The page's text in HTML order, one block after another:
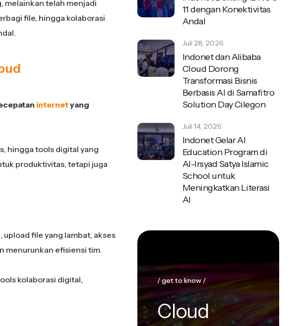
melainkan telah menjadi
file, hingga kolaborasi
internetyang
hingga tools digital yang
produktivitas, tetapi juga
file yang lambat, akses
menurunkan efisiensi tim.
kolaborasi digital,
11 dengan Konektivitas
Andal
Indonet dan Alibaba
Cloud Dorong
Transformasi Bisnis
Berbasis AI di Samafitro
Solution Day Cilegon
Juli 28, 2026
Indonet Gelar AI
Education Program di
Al-Irsyad Satya Islamic
School untuk
Meningkatkan Literasi
AI
Juli 14, 2026
/ get to know /
Cloud